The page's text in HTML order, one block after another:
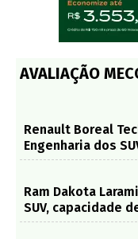
AVALIAÇÃO
Renault Boreal
Engenharia dos
Ram Dakota
SUV, capacidade